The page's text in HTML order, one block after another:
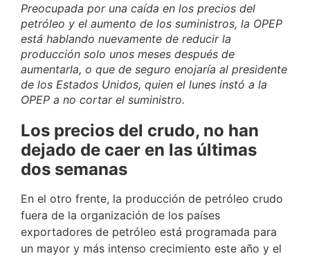
Preocupada por una caída en los precios del
petróleo y el aumento de los suministros, la OPEP
está hablando nuevamente de reducir la
producción solo unos meses después de
aumentarla, o que de seguro enojaría al presidente
de los Estados Unidos, quien el lunes instó a la
OPEP a no cortar el suministro.
Los precios del crudo, no han
dejado de caer en las últimas
dos semanas
En el otro frente, la producción de petróleo crudo
fuera de la organización de los países
exportadores de petróleo está programada para
un mayor y más intenso crecimiento este año y el